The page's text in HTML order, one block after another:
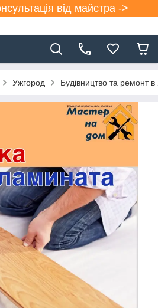
від майстра ->
Ужгород Будівництво та ремонт в